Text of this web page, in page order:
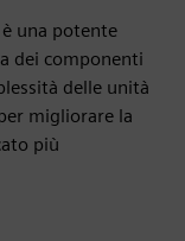
una potente
dei componenti
delle unità
migliorare la
più